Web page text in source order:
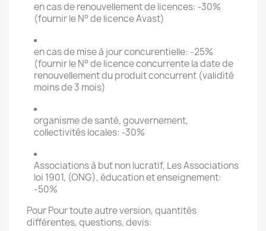
en cas de renouvellement de licences: -30%
(fournir le N° de licence Avast)
en cas de mise à jour concurentielle: -25%
(fournir le N° de licence concurrente la date de
renouvellement du produit concurrent (validité
moins de 3 mois)
organisme de santé, gouvernement,
collectivités locales: -30%
Associations à but non lucratif, Les Associations
loi 1901, (ONG), éducation et enseignement:
-50%
Pour Pour toute autre version, quantités
différentes, questions, devis: